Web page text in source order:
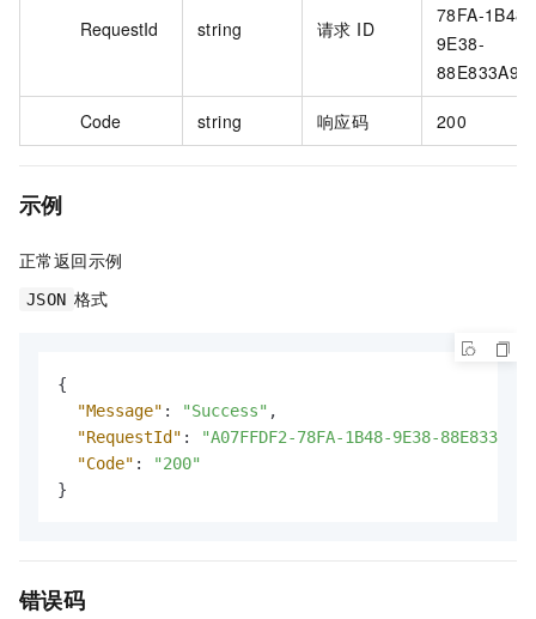
RequestId string 请求 ID
78FA-1B48-
9E38-
Code string 响应码 200
示例
正常返回示例
JSON 格式
{
"Message" : "Success" ,
"RequestId" :
"A07FFDF2-78FA-1B48-9E38-
"Code" :
"200"
}
错误码